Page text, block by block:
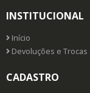
INSTITUCIONAL
Início
Devoluções e Trocas
CADASTRO